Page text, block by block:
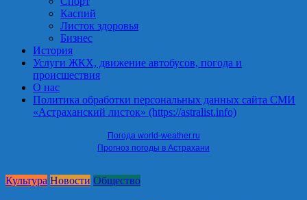
Каспий
Листок здоровья
Бизнес
История
Услуги ЖКХ, движение автобусов, погода и
происшествия
О нас
Политика обработки персональных данных сайта СМИ
«Астраханский листок» (https://astralist.info)
Погода world-weather.ru
Прогноз погоды в Астрахани
Культура Новости Общество